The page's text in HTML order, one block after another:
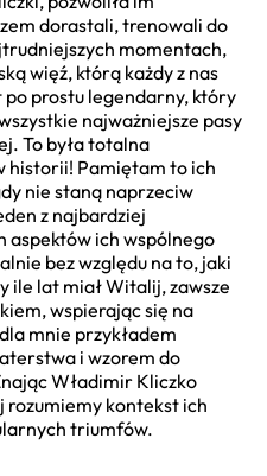
dorastali, trenowali do
momentach,
więź, którą każdy z nas
prostu legendarny, który
najważniejsze pasy
To była totalna
historii! Pamiętam to ich
nie staną naprzeciw
z najbardziej
aspektów ich wspólnego
bez względu na to, jaki
ile lat miał Witalij, zawsze
wspierając się na
mnie przykładem
i wzorem do
Władimir Kliczko
rozumiemy kontekst ich
triumfów.